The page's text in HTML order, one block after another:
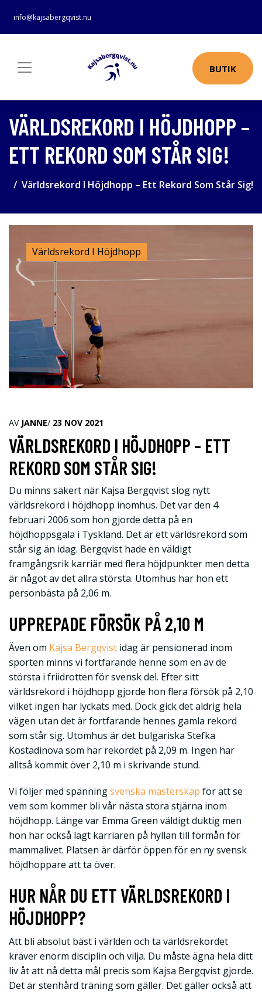
info@kajsabergqvist.nu
BUTIK
VÄRLDSREKORD I HÖJDHOPP –
ETT REKORD SOM STÅR SIG!
Världsrekord I Höjdhopp – Ett Rekord Som Står Sig!
Världsrekord I Höjdhopp
AV JANNE/ 23 NOV 2021
VÄRLDSREKORD I HÖJDHOPP – ETT
REKORD SOM STÅR SIG!
Du minns säkert när Kajsa Bergqvist slog nytt
världsrekord i höjdhopp inomhus. Det var den 4
februari 2006 som hon gjorde detta på en
höjdhoppsgala i Tyskland. Det är ett världsrekord som
står sig än idag. Bergqvist hade en väldigt
framgångsrik karriär med flera höjdpunkter men detta
är något av det allra största. Utomhus har hon ett
personbästa på 2,06 m.
UPPREPADE FÖRSÖK PÅ 2,10 M
Även om Kajsa Bergqvist idag är pensionerad inom
sporten minns vi fortfarande henne som en av de
största i friidrotten för svensk del. Efter sitt
världsrekord i höjdhopp gjorde hon flera försök på 2,10
vilket ingen har lyckats med. Dock gick det aldrig hela
vägen utan det är fortfarande hennes gamla rekord
som står sig. Utomhus är det bulgariska Stefka
Kostadinova som har rekordet på 2,09 m. Ingen har
alltså kommit över 2,10 m i skrivande stund.
Vi följer med spänningsvenska mästerskap för att se
vem som kommer bli vår nästa stora stjärna inom
höjdhopp. Länge var Emma Green väldigt duktig men
hon har också lagt karriären på hyllan till förmån för
mammalivet. Platsen är därför öppen för en ny svensk
höjdhoppare att ta över.
HUR NÅR DU ETT VÄRLDSREKORD I
HÖJDHOPP?
Att bli absolut bäst i världen och ta världsrekordet
kräver enorm disciplin och vilja. Du måste ägna hela ditt
liv åt att nå detta mål precis som Kajsa Bergqvist gjorde.
Det är stenhård träning som gäller. Det gäller också att